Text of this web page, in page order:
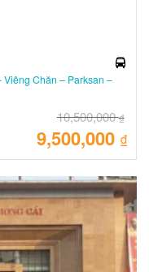
Chăn – Parksan –
10,500,000₫
gốc
9,500,000 ₫
Giá
tại
là: